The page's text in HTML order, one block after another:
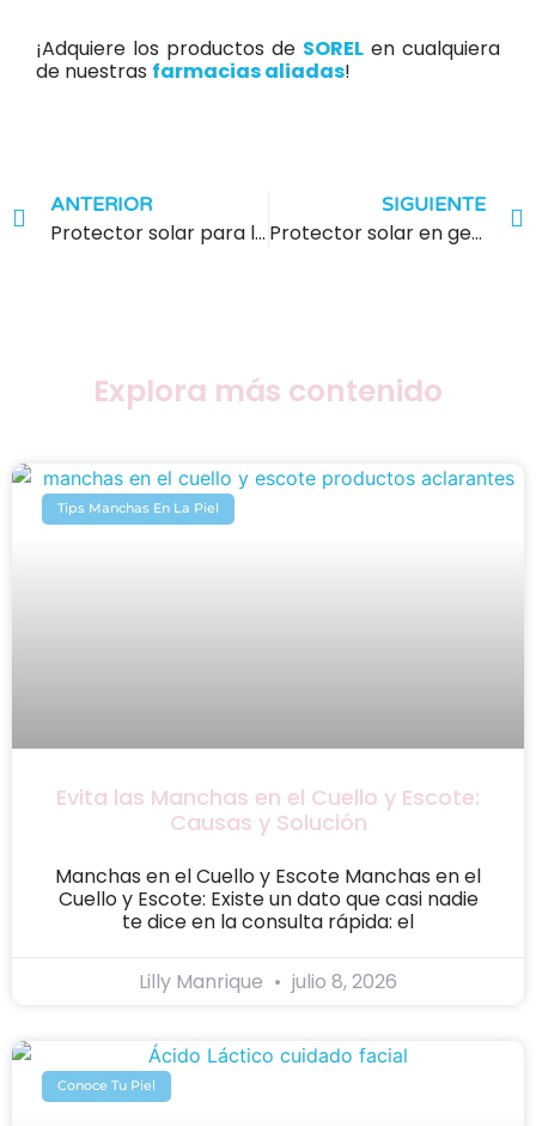
¡Adquiere los productos de SOREL en cualquiera
de nuestras farmacias aliadas!
ANTERIOR
Protector solar para la cara: ¿Por qué elegir una fórmula en gel?
SIGUIENTE
Protector solar en gel: ¿La mejor opción para pieles con tendencia al acné?
Explora más contenido
Tips Manchas En La Piel
Evita las Manchas en el Cuello y Escote:
Causas y Solución
Manchas en el Cuello y Escote Manchas en el
Cuello y Escote: Existe un dato que casi nadie
te dice en la consulta rápida: el
Lilly Manrique julio 8, 2026
Conoce Tu Piel